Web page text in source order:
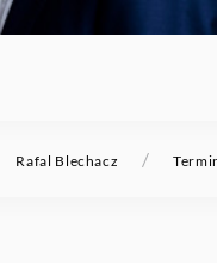
Rafal Blechacz /